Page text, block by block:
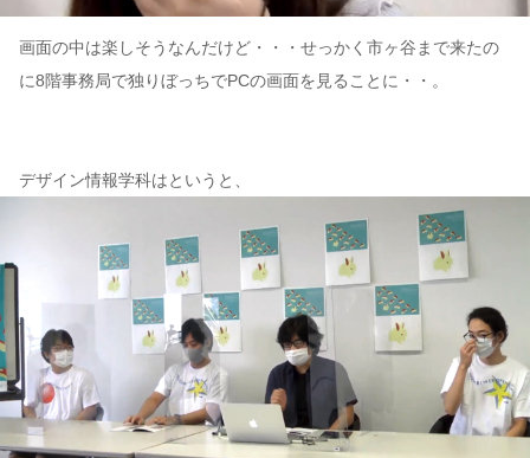
画面の中は楽しそうなんだけど・・・せっかく市ヶ谷まで来たの
に8階事務局で独りぼっちでPCの画面を見ることに・・。
デザイン情報学科はというと、